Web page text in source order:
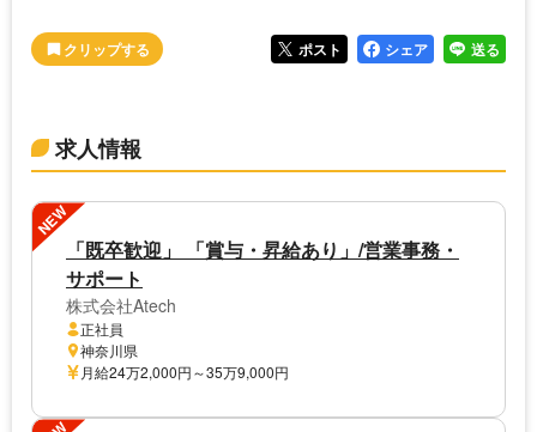
ポスト シェア 送る
求人情報
NEW
「既卒歓迎」 「賞与・昇給あり」/営業事務・
サポート
株式会社Atech
正社員
神奈川県
月給24万2,000円～35万9,000円